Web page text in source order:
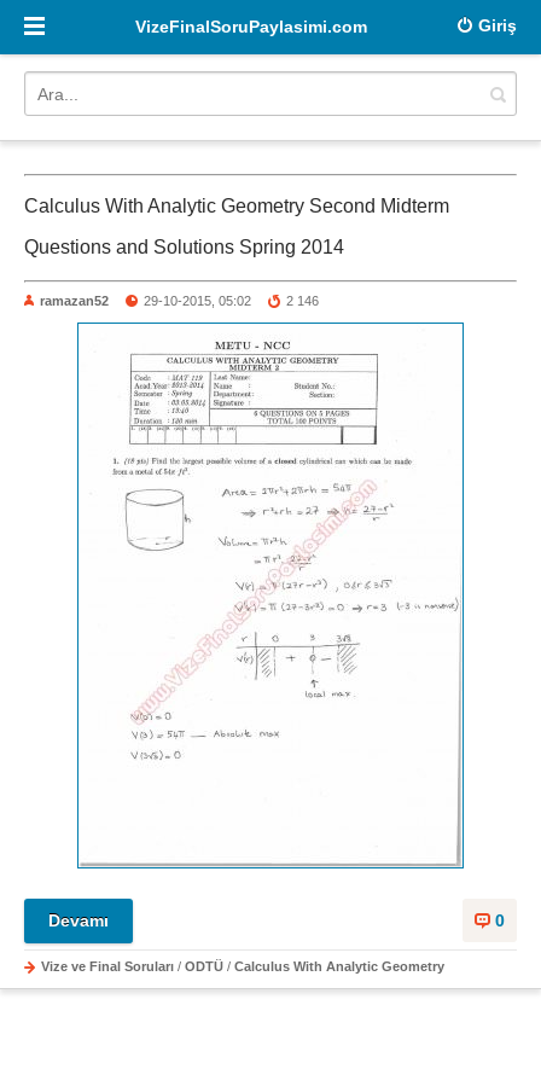
Giriş
VizeFinalSoruPaylasimi.com
Calculus With Analytic Geometry Second Midterm
Questions and Solutions Spring 2014
ramazan52 29-10-2015, 05:02 2 146
0
Devamı
Vize ve Final Soruları / ODTÜ / Calculus With Analytic Geometry